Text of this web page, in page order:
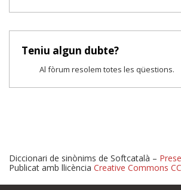
Teniu algun dubte?
Al fòrum resolem totes les qüestions.
Diccionari de sinònims de Softcatalà –
Publicat amb llicència Creative Commons